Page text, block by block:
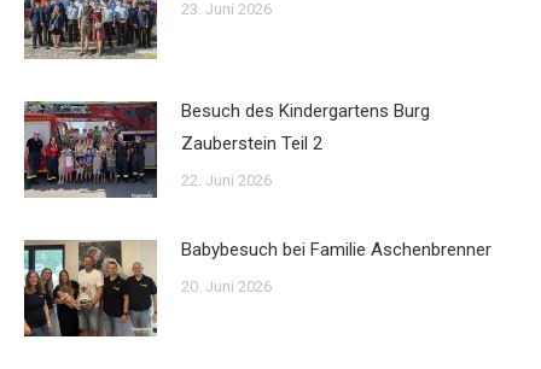
23. Juni 2026
Besuch des Kindergartens Burg
Zauberstein Teil 2
22. Juni 2026
Babybesuch bei Familie Aschenbrenner
20. Juni 2026